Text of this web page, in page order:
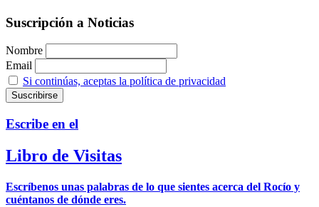
Suscripción a Noticias
Nombre
Email
Si continúas, aceptas la política de privacidad
Escribe en el
Libro de Visitas
Escríbenos unas palabras de lo que sientes acerca del Rocío y
cuéntanos de dónde eres.